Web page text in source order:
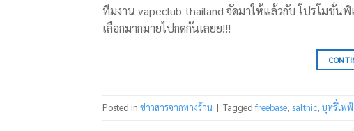
ทีมงาน vapeclub thailand จัดมาให้แล้วกับ โปรโมชั่
เลือกมากมายไปกดกันเลยย!!!
Posted in ข่าวสารจากทางร้าน | Taggedfreebase, saltnic, บุหรี่ไฟ